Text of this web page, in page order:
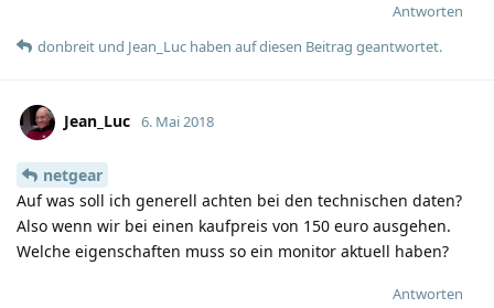
Antworten
donbreit und Jean_Luc haben auf diesen Beitrag geantwortet.
Jean_Luc 6. Mai 2018
netgear
Auf was soll ich generell achten bei den technischen daten?
Also wenn wir bei einen kaufpreis von 150 euro ausgehen.
Welche eigenschaften muss so ein monitor aktuell haben?
Antworten